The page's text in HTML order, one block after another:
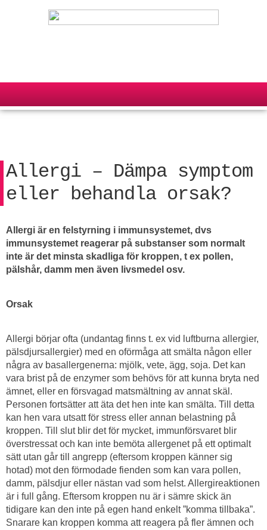
Allergi – Dämpa symptom
eller behandla orsak?
Allergi är en felstyrning i immunsystemet, dvs
immunsystemet reagerar på substanser som normalt
inte är det minsta skadliga för kroppen, t ex pollen,
pälshår, damm men även livsmedel osv.
Orsak
Allergi börjar ofta (undantag finns t. ex vid luftburna allergier,
pälsdjursallergier) med en oförmåga att smälta någon eller
några av basallergenerna: mjölk, vete, ägg, soja. Det kan
vara brist på de enzymer som behövs för att kunna bryta ned
ämnet, eller en försvagad matsmältning av annat skäl.
Personen fortsätter att äta det hen inte kan smälta. Till detta
kan hen vara utsatt för stress eller annan belastning på
kroppen. Till slut blir det för mycket, immunförsvaret blir
överstressat och kan inte bemöta allergenet på ett optimalt
sätt utan går till angrepp (eftersom kroppen känner sig
hotad) mot den förmodade fienden som kan vara pollen,
damm, pälsdjur eller nästan vad som helst. Allergireaktionen
är i full gång. Eftersom kroppen nu är i sämre skick än
tidigare kan den inte på egen hand enkelt ”komma tillbaka”.
Snarare kan kroppen komma att reagera på fler ämnen och